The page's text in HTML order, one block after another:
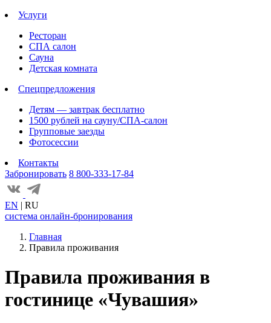
Услуги
Ресторан
СПА салон
Сауна
Детская комната
Спецпредложения
Детям — завтрак бесплатно
1500 рублей на сауну/СПА-салон
Групповые заезды
Фотосессии
Контакты
Забронировать 8 800-333-17-84
EN | RU
система онлайн-бронирования
Главная
Правила проживания
Правила проживания в
гостинице «Чувашия»